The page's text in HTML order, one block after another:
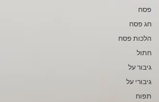
פסח
חג פסח
הלכות פסח
חתול
גיבור על
גיבורי על
תפוח